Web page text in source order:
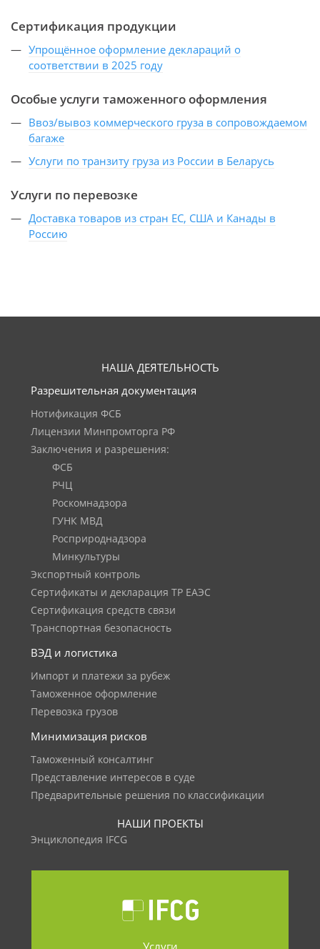
Сертификация продукции
Упрощённое оформление деклараций о
соответствии в 2025 году
Особые услуги таможенного оформления
Ввоз/вывоз коммерческого груза в сопровождаемом
багаже
Услуги по транзиту груза из России в Беларусь
Услуги по перевозке
Доставка товаров из стран ЕС, США и Канады в
Россию
НАША ДЕЯТЕЛЬНОСТЬ
Разрешительная документация
Нотификация ФСБ
Лицензии Минпромторга РФ
Заключения и разрешения:
ФСБ
РЧЦ
Роскомнадзора
ГУНК МВД
Росприроднадзора
Минкультуры
Экспортный контроль
Сертификаты и декларация ТР ЕАЭС
Сертификация средств связи
Транспортная безопасность
ВЭД и логистика
Импорт и платежи за рубеж
Таможенное оформление
Перевозка грузов
Минимизация рисков
Таможенный консалтинг
Представление интересов в суде
Предварительные решения по классификации
НАШИ ПРОЕКТЫ
Энциклопедия IFCG